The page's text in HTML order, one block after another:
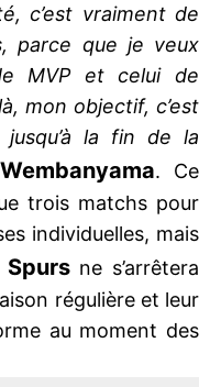
c’est vraiment de
parce que je veux
MVP et celui de
mon objectif, c’est
jusqu’à la fin de la
. Ce
trois matchs pour
individuelles, mais
Spurs ne s’arrêtera
régulière et leur
au moment des